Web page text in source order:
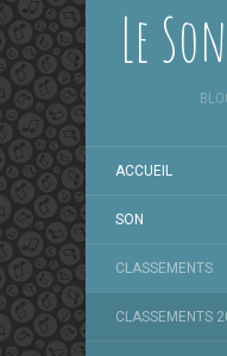
Le
ACCUEIL
SON
CLASSEMENTS
CLASSEMENTS